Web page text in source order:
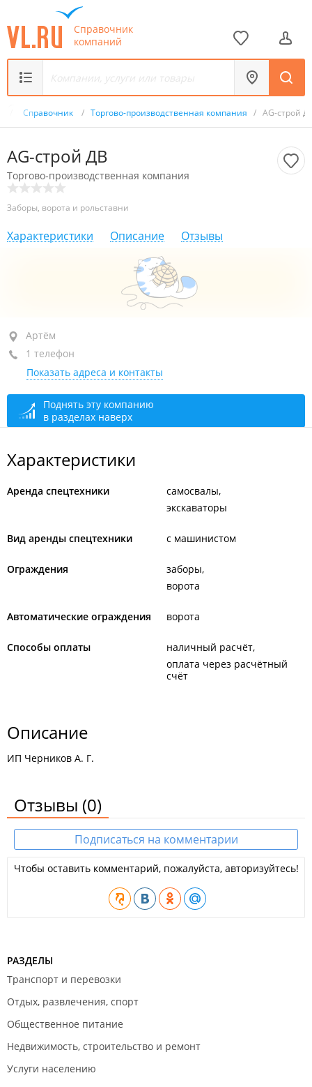
Справочник
компаний
Справочник / Торгово-производственная компания / AG-строй
AG-строй ДВ
Торгово-производственная компания
Заборы, ворота и рольставни
Характеристики Описание Отзывы
Артём, ул. Сахалинская, 3
+7 914 322-35-07
открыто: 09:00–18:00
Артём
1 телефон
Показать адреса и контакты
Поднять эту компанию
в разделах наверх
Характеристики
Аренда спецтехники
самосвалы
экскаваторы
Вид аренды спецтехники с машинистом
Ограждения
заборы
ворота
Автоматические ограждения ворота
Способы оплаты
наличный расчёт
оплата через расчётный
счёт
Описание
ИП Черников А. Г.
Отзывы (0)
Подписаться на комментарии
Чтобы оставить комментарий, пожалуйста, авторизуйтесь!
РАЗДЕЛЫ
Транспорт и перевозки
Отдых, развлечения, спорт
Общественное питание
Недвижимость, строительство и ремонт
Услуги населению